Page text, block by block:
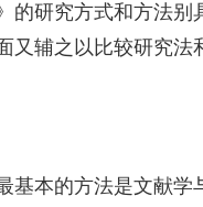
的研究方式和方法
又辅之以比较研究法
基本的方法是文献学